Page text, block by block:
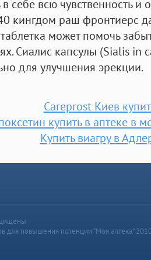
себе всю чувственность и
кингдом раш фронтиерс
может помочь
Сиалис капсулы (Sialis in
для улучшения эрекции.
Careprost Киев
купить в аптеке в
Купить виагру в
для повышения потенции “Моя аптека”